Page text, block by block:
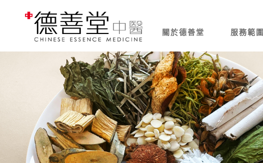
關於德善堂 服務範圍